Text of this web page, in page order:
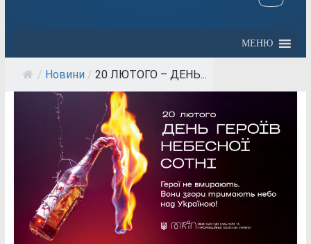
МЕНЮ
/ Новини / 20 ЛЮТОГО – ДЕНЬ...